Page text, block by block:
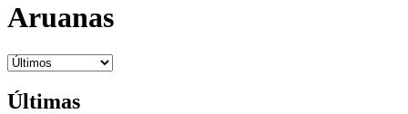
Aruanas
Últimas